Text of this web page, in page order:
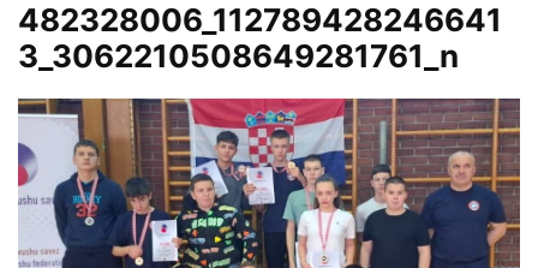
482328006_112789428246641
3_3062210508649281761_n